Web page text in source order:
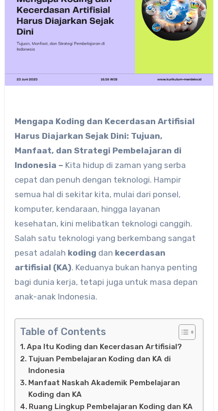
Mengapa Koding dan Kecerdasan Artifisial
Harus Diajarkan Sejak Dini: Tujuan,
Manfaat, dan Strategi Pembelajaran di
Indonesia – Kita hidup di zaman yang serba
cepat dan penuh dengan teknologi. Hampir
semua hal di sekitar kita, mulai dari ponsel,
komputer, kendaraan, hingga layanan
kesehatan, kini melibatkan teknologi canggih.
Salah satu teknologi yang berkembang sangat
pesat adalah koding dan kecerdasan
artifisial (KA). Keduanya bukan hanya penting
bagi dunia kerja, tetapi juga untuk masa depan
anak-anak Indonesia.
Table of Contents
Apa Itu Koding dan Kecerdasan Artifisial?
Tujuan Pembelajaran Koding dan KA di
Indonesia
Manfaat Naskah Akademik Pembelajaran
Koding dan KA
Ruang Lingkup Pembelajaran Koding dan KA